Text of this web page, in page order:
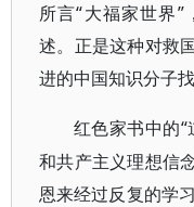
所言“大福家世界
述。正是这种对救
进的中国知识分子
红色家书中的
和共产主义理想信
恩来经过反复的学